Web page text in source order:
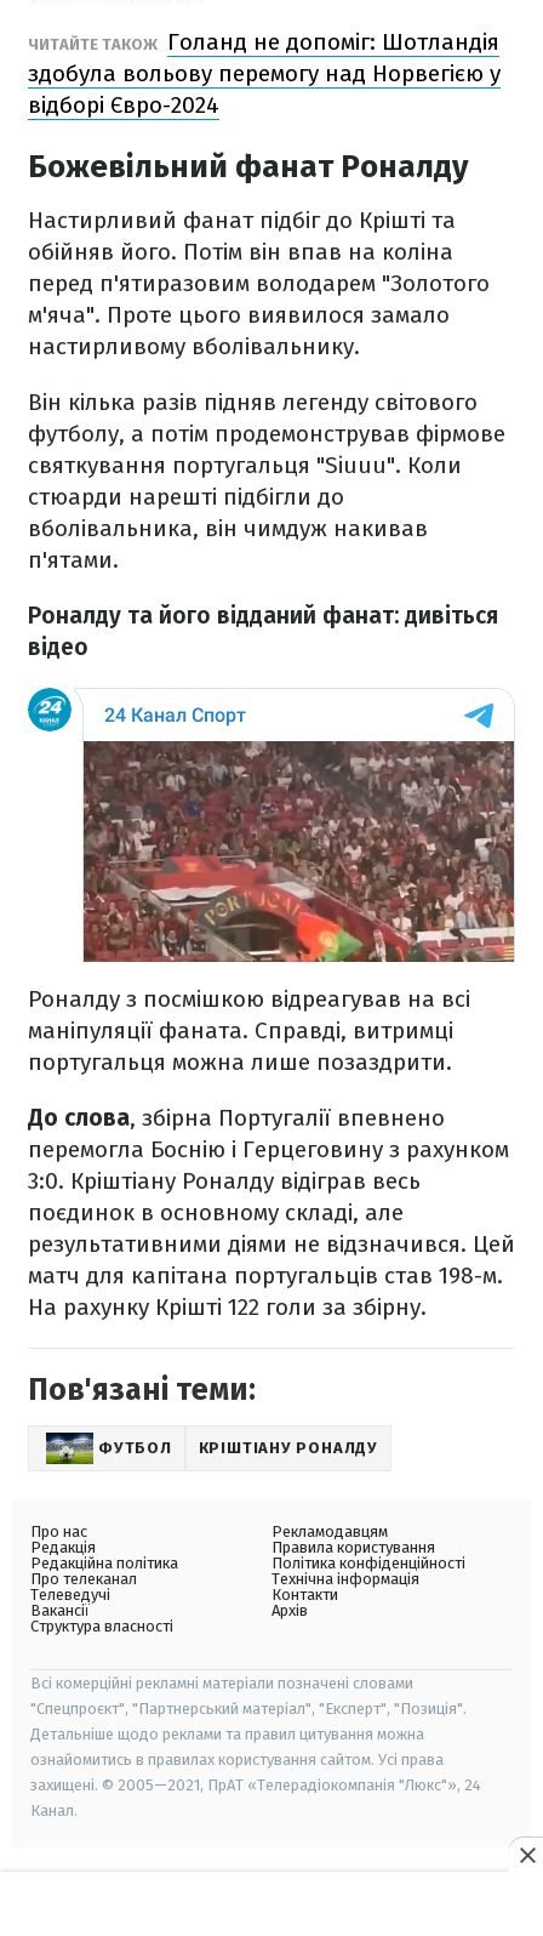
ЧИТАЙТЕ ТАКОЖ
Голанд не допоміг: Шотландія
здобула вольову перемогу над Норвегією у
відборі Євро-2024
Божевільний фанат Роналду
Настирливий фанат підбіг до Крішті та
обійняв його. Потім він впав на коліна
перед п'ятиразовим володарем "Золотого
м'яча". Проте цього виявилося замало
настирливому вболівальнику.
Він кілька разів підняв легенду світового
футболу, а потім продемонстрував фірмове
святкування португальця "Siuuu". Коли
стюарди нарешті підбігли до
вболівальника, він чимдуж накивав
п'ятами.
Роналду та його відданий фанат: дивіться
відео
Роналду з посмішкою відреагував на всі
маніпуляції фаната. Справді, витримці
португальця можна лише позаздрити.
До слова, збірна Португалії впевнено
перемогла Боснію і Герцеговину з рахунком
3:0. Кріштіану Роналду відіграв весь
поєдинок в основному складі, але
результативними діями не відзначився. Цей
матч для капітана португальців став 198-м.
На рахунку Крішті 122 голи за збірну.
Пов'язані теми:
ФУТБОЛ КРІШТІАНУ РОНАЛДУ
Про нас
Редакція
Редакційна політика
Про телеканал
Телеведучі
Вакансії
Структура власності
Рекламодавцям
Правила користування
Політика конфіденційності
Технічна інформація
Контакти
Архів
Всі комерційні рекламні матеріали позначені словами
"Спецпроєкт", "Партнерський матеріал", "Експерт", "Позиція".
Детальніше щодо реклами та правил цитування можна
ознайомитись в правилах користування сайтом. Усі права
захищені. © 2005—2021, ПрАТ «Телерадіокомпанія "Люкс"», 24
Канал.